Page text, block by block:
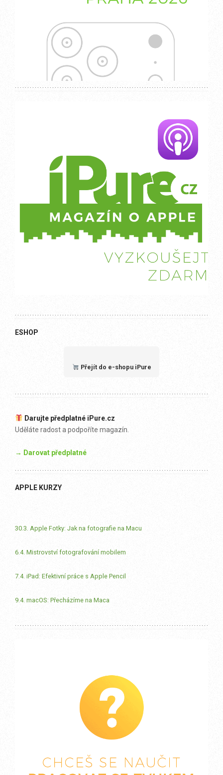
ESHOP
Přejít do e-shopu iPure
Darujte předplatné iPure.cz
Uděláte radost a podpoříte magazín.
→ Darovat předplatné
APPLE KURZY
30.3. Apple Fotky: Jak na fotografie na Macu
6.4. Mistrovství fotografování mobilem
7.4. iPad: Efektivní práce s Apple Pencil
9.4. macOS: Přecházíme na Maca